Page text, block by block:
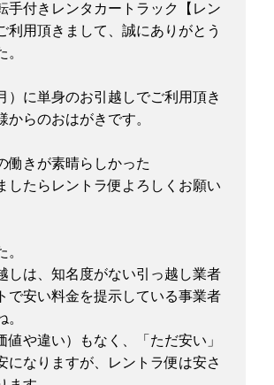
手付きレンタカートラック【レン
利用頂きまして、誠にありがとう
。
）に単身のお引越しでご利用頂き
からのおはがきです。
働きが素晴らしかった
したらレントラ便よろしくお願い
。
しは、知名度がない引っ越し業者
で安い料金を提示している事業者
値や違い）もなく、「ただ安い」
になりますが、レントラ便は安さ